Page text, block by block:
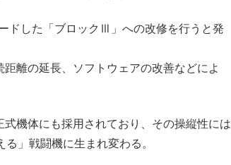
ドした「ブロックⅢ」への改修を行うと発
離の延長、ソフトウェアの改善などによ
機体にも採用されており、その操縦性には
」戦闘機に生まれ変わる。